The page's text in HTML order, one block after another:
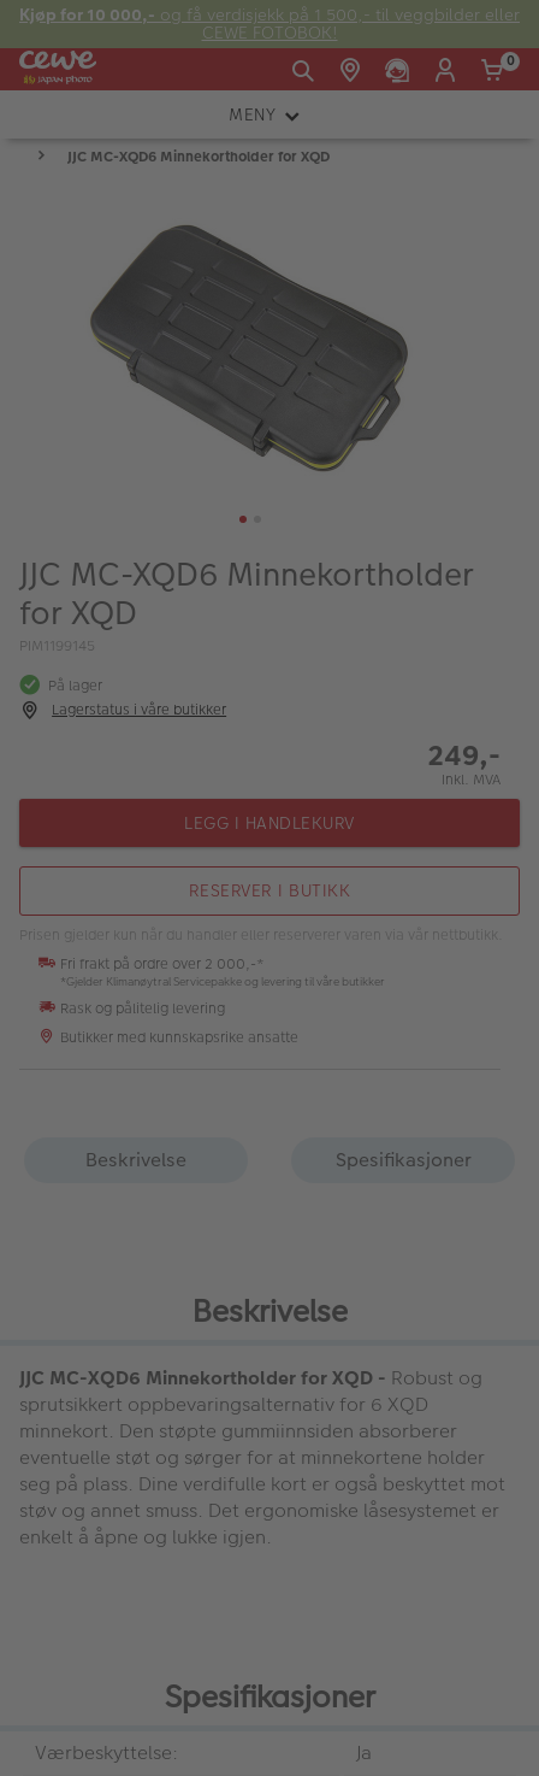
Kjøp for 10 000,- og få verdisjekk på 1 500,- til veggbilder eller
CEWE FOTOBOK!
Fre:
20:00
E-post:
kundeservice@japanphoto.no
0
MENY
KAMERA
FOTOTILBEHØR
LYS OG STUDIO
INSTANTFOTO
Kampanjer
Merker
Lagersalg
Inspirasjon
Butikkoversikt
JJC MC-XQD6 Minnekortholder for XQD
JJC MC-XQD6 Minnekortholder
for XQD
PIM1199145
På lager
Lagerstatus i våre butikker
249,-
Inkl. MVA
LEGG I HANDLEKURV
RESERVER I BUTIKK
Prisen gjelder kun når du handler eller reserverer varen via vår nettbutikk.
Fri frakt på ordre over 2 000,-*
*Gjelder Klimanøytral Servicepakke og levering til våre butikker
Rask og pålitelig levering
Butikker med kunnskapsrike ansatte
Beskrivelse Spesifikasjoner
Beskrivelse
JJC MC-XQD6 Minnekortholder for XQD - Robust og
sprutsikkert oppbevaringsalternativ for 6 XQD
minnekort. Den støpte gummiinnsiden absorberer
eventuelle støt og sørger for at minnekortene holder
seg på plass. Dine verdifulle kort er også beskyttet mot
støv og annet smuss. Det ergonomiske låsesystemet er
enkelt å åpne og lukke igjen.
Spesifikasjoner
Værbeskyttelse:
Ja